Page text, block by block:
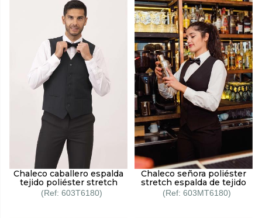
Chaleco caballero espalda
tejido poliéster stretch
603T6180
Chaleco señora poliéster
stretch espalda de tejido
603MT6180